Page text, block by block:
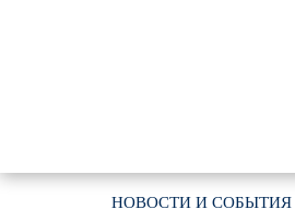
НОВОСТИ И СОБЫТИЯ